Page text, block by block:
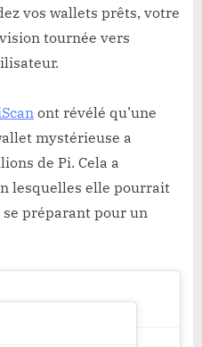
vos wallets prêts, votre
tournée vers
ont révélé qu’une
mystérieuse a
de Pi. Cela a
lesquelles elle pourrait
préparant pour un